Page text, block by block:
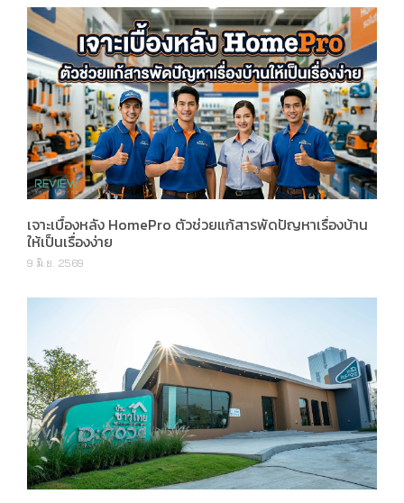
เจาะเบื้องหลัง HomePro ตัวช่วยแก้สารพัดปัญหาเรื่องบ้าน
ให้เป็นเรื่องง่าย
9 มิ.ย. 2569